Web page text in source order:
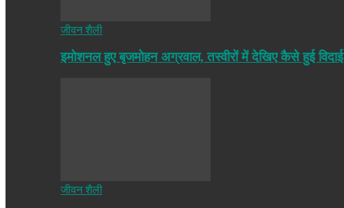
जीवन शैली
इमोशनल हुए बृजमोहन अग्रवाल, तस्वीरों में देखिए कैसे हुई विदाई
जीवन शैली